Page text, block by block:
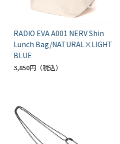
RADIO EVA A001 NERV Shin
Lunch Bag/NATURAL×LIGHT
BLUE
3,850円